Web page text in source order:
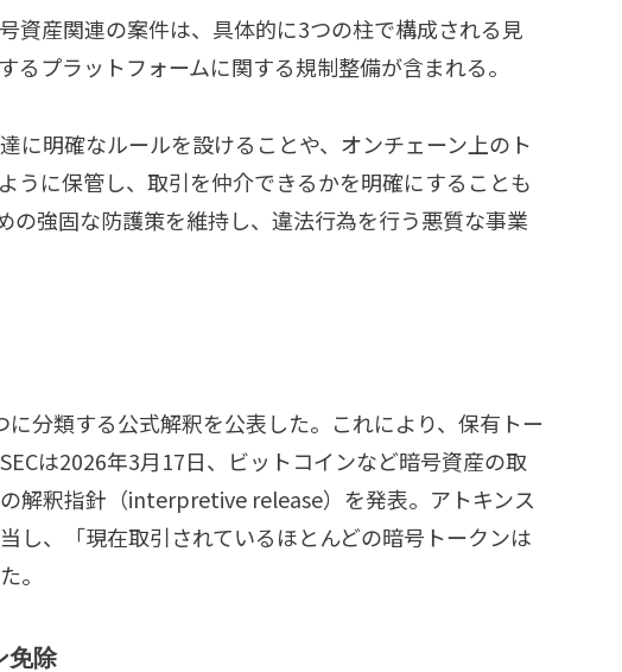
資産関連の案件は、具体的に3つの柱で構成される見
プラットフォームに関する規制整備が含まれる。
に明確なルールを設けることや、オンチェーン上のト
うに保管し、取引を仲介できるかを明確にすることも
の強固な防護策を維持し、違法行為を行う悪質な事業
に分類する公式解釈を公表した。これにより、保有トー
は2026年3月17日、ビットコインなど暗号資産の取
解釈指針（interpretive release）を発表。アトキンス
し、「現在取引されているほとんどの暗号トークンは
。
免除